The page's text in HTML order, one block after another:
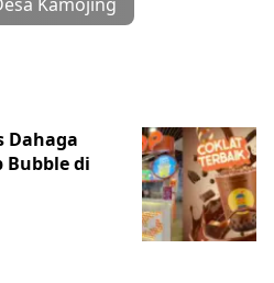
Dahaga
Bubble di